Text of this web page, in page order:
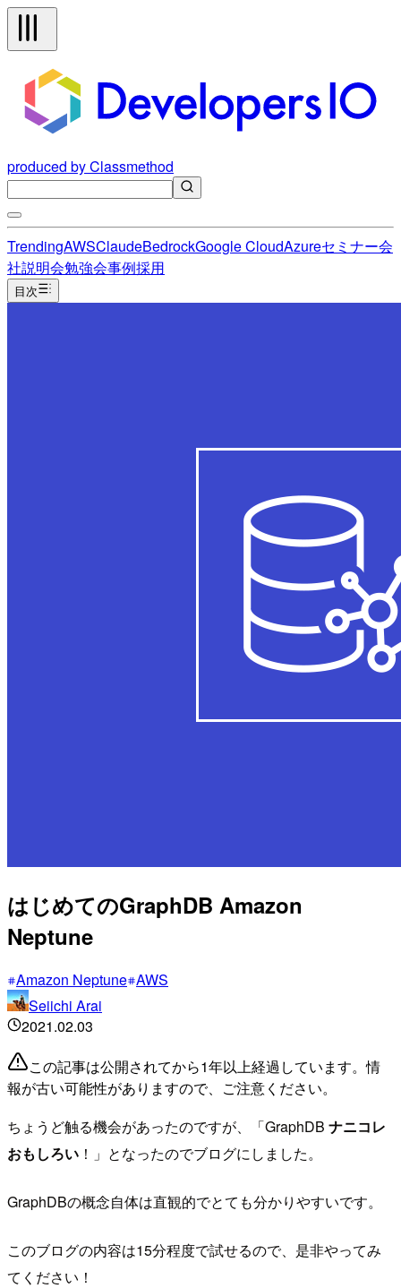
produced by Classmethod
TrendingAWSClaudeBedrockGoogle CloudAzureセミナー会
社説明会勉強会事例採用
目次
はじめてのGraphDB Amazon
Neptune
Amazon Neptune AWS
Seiichi Arai
2021.02.03
この記事は公開されてから1年以上経過しています。情
報が古い可能性がありますので、ご注意ください。
ちょうど触る機会があったのですが、「GraphDB ナニコレ
おもしろい ！」となったのでブログにしました。
GraphDBの概念自体は直観的でとても分かりやすいです。
このブログの内容は15分程度で試せるので、是非やってみ
てください！